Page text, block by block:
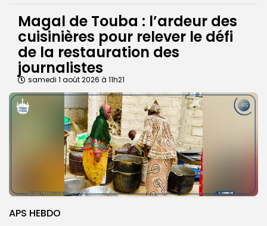
Magal de Touba : l’ardeur des
cuisinières pour relever le défi
de la restauration des
journalistes
samedi 1 août 2026 à 11h21
APS HEBDO